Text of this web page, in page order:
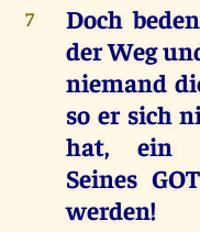
7
Doch
der Weg
niemand
so er sich
hat, ein
Seines
werden!